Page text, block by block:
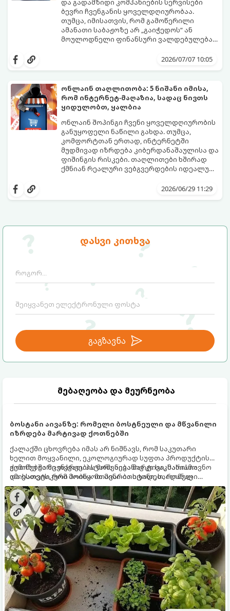
დასვი კითხვა
გაგზავნა
მებაღეობა და მეურნეობა
ბოსტანი აივანზე: რომელი ბოსტნეული და მწვანილი
იზრდება მარტივად ქოთნებში
ქალაქში ცხოვრება იმას არ ნიშნავს, რომ საკუთარი
ხელით მოყვანილი, ეკოლოგიურად სუფთა პროდუქტის
გემოზე უარი თქვათ. პატარა აივანიც კი საკმარისია
იმისათვის, რომ მოიწყოთ მინი-ბოსტანი, საიდანაც
ყოველდღიურად ახალ, არომატულ მწვანილსა და
ბოსტნეულს მოკრეფთ.
ქოთნებში მცენარეების მოშენება მარტივი, სასიამოვნო
და ესთეტიკური ჰობია. მთავარია იცოდეთ, რომელი
კულტურები ეგუებიან ქოთნის პირობებს ყველაზე კარგად
და როგორ მოუაროთ მათ სწორად.
და გადამზიდი კომპანიების სერვისები
ბევრი ჩვენგანის ყოველდღიურობაა.
თუმცა, იმისათვის, რომ გამოწერილი
ამანათი საბაჟოზე არ „გაიჭედოს“ ან
მოულოდნელი ფინანსური ვალდებულება
ვიცოდეთ საქართველოში მოქმედი საბაჟო
შეცდომები კი ძვირად ჯდება. გთავაზობთ
მარტივად და კანონის სრული დაცვით
მიღებაში.
2026/07/07 10:05
ონლაინ თაღლითობა: 5 ნიშანი იმისა,
რომ ინტერნეტ-მაღაზია, სადაც ნივთს
ყიდულობთ, ყალბია
ონლაინ შოპინგი ჩვენი ყოველდღიურობის
განუყოფელი ნაწილი გახდა. თუმცა,
კომფორტთან ერთად, ინტერნეტში
მუდმივად იზრდება კიბერდანაშაულისა და
ფიშინგის რისკები. თაღლითები ხშირად
ქმნიან რეალური ვებგვერდების იდეალურ
მაღაზიებს, რომელთა ერთადერთი მიზანი
კიბერთაღლითობის მსხვერპლი, ნივთის
2026/06/29 11:29